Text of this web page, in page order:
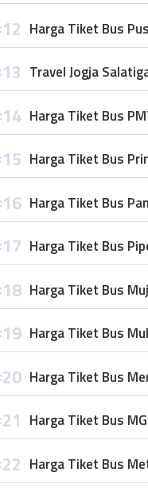
Harga Tiket Bus
Travel Jogja
Harga Tiket Bus
Harga Tiket Bus
Harga Tiket Bus
Harga Tiket Bus
Harga Tiket Bus
Harga Tiket Bus
Harga Tiket Bus
Harga Tiket Bus
Harga Tiket Bus